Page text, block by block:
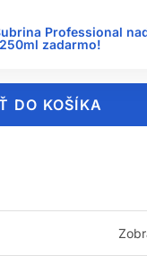
Professional
zadarmo!
DO KOŠÍKA